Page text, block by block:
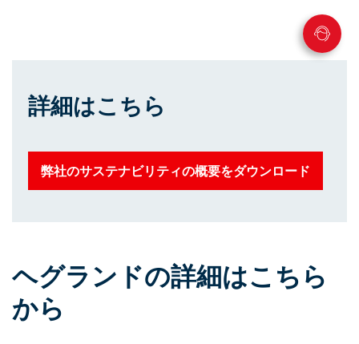
詳細はこちら
弊社のサステナビリティの概要をダウンロード
ヘグランドの詳細はこちら
から